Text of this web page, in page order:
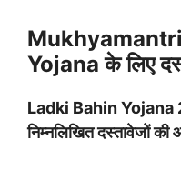
Yojana के लिए
Ladki Bahin
निम्नलिखित दस्तावेजों